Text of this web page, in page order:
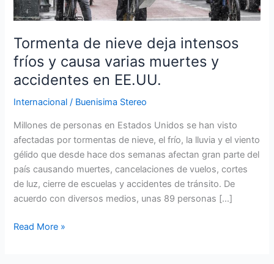
Tormenta de nieve deja intensos
fríos y causa varias muertes y
accidentes en EE.UU.
Internacional / Buenisima Stereo
Millones de personas en Estados Unidos se han visto
afectadas por tormentas de nieve, el frío, la lluvia y el viento
gélido que desde hace dos semanas afectan gran parte del
país causando muertes, cancelaciones de vuelos, cortes
de luz, cierre de escuelas y accidentes de tránsito. De
acuerdo con diversos medios, unas 89 personas […]
y
causa
varias
muertes
y
accidentes
EE.UU.
Read More »